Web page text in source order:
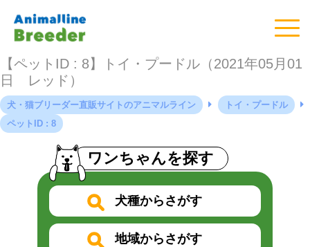
【ペットID : 8】トイ・プードル（2021年05月01
日 レッド）
犬・猫ブリーダー直販サイトのアニマルライン
トイ・プードル
ペットID : 8
ワンちゃんを探す
犬種からさがす
地域からさがす